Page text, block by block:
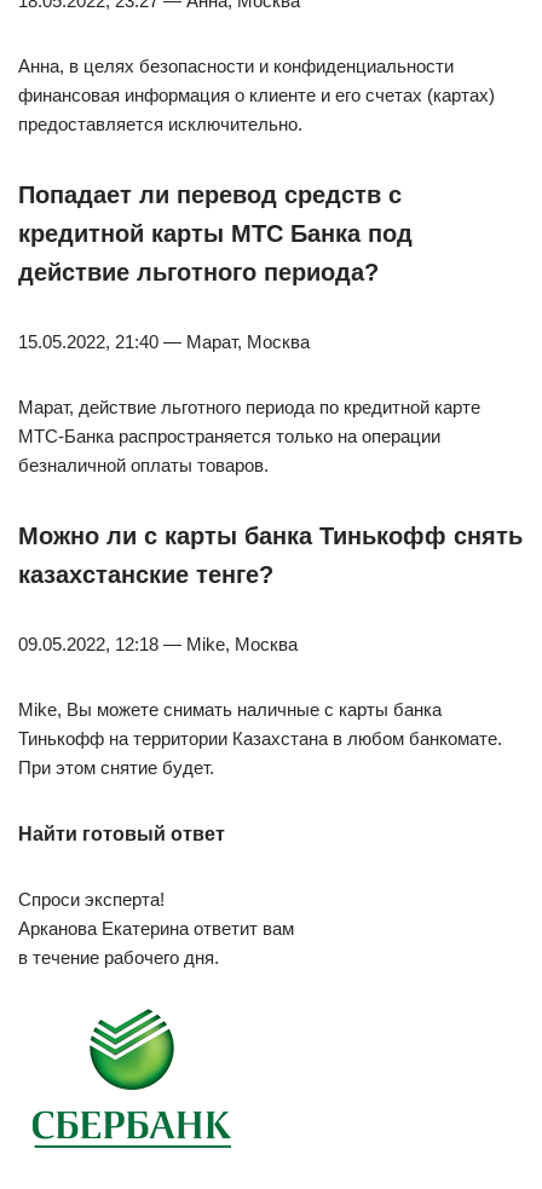
Анна, в целях безопасности и конфиденциальности
финансовая информация о клиенте и его счетах (картах)
предоставляется исключительно.
Попадает ли перевод средств с
кредитной карты МТС Банка под
действие льготного периода?
15.05.2022, 21:40 — Марат, Москва
Марат, действие льготного периода по кредитной карте
МТС-Банка распространяется только на операции
безналичной оплаты товаров.
Можно ли с карты банка Тинькофф снять
казахстанские тенге?
09.05.2022, 12:18 — Mike, Москва
Mike, Вы можете снимать наличные с карты банка
Тинькофф на территории Казахстана в любом банкомате.
При этом снятие будет.
Найти готовый ответ
Спроси эксперта!
Арканова Екатерина ответит вам
в течение рабочего дня.